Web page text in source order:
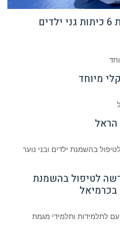
הונחו אבני פינה להקמת 6 כיתות גני ילדים
מיוחד
הראל
לטיפול בהשמנת
בכרמיאל